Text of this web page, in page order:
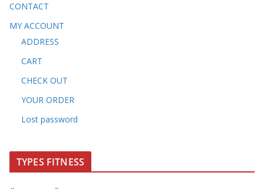
CONTACT
MY ACCOUNT
ADDRESS
CART
CHECK OUT
YOUR ORDER
Lost password
TYPES FITNESS